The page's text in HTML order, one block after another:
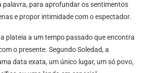
palavra, para aprofundar os sentimentos
e propor intimidade com o espectador.
plateia a um tempo passado que encontra
o presente. Segundo Soledad, a
data exata, um único lugar, um só povo,